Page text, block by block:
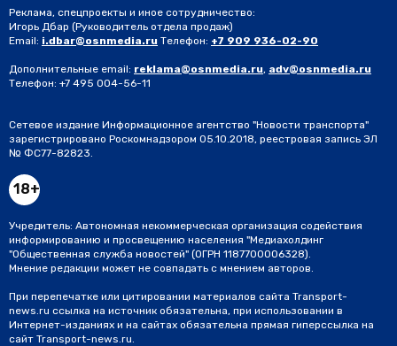
Реклама, спецпроекты и иное сотрудничество:
Игорь Дбар (Руководитель отдела продаж)
Email: i.dbar@osnmedia.ru Телефон: +7 909 936-02-90
Дополнительные email: reklama@osnmedia.ru, adv@osnmedia.ru
Телефон: +7 495 004-56-11
Сетевое издание Информационное агентство "Новости транспорта"
зарегистрировано Роскомнадзором 05.10.2018, реестровая запись ЭЛ
№ ФС77-82823.
18+
Учредитель: Автономная некоммерческая организация содействия
информированию и просвещению населения "Медиахолдинг
"Общественная служба новостей" (ОГРН 1187700006328).
Мнение редакции может не совпадать с мнением авторов.
При перепечатке или цитировании материалов сайта Transport-
news.ru ссылка на источник обязательна, при использовании в
Интернет-изданиях и на сайтах обязательна прямая гиперссылка на
сайт Transport-news.ru.